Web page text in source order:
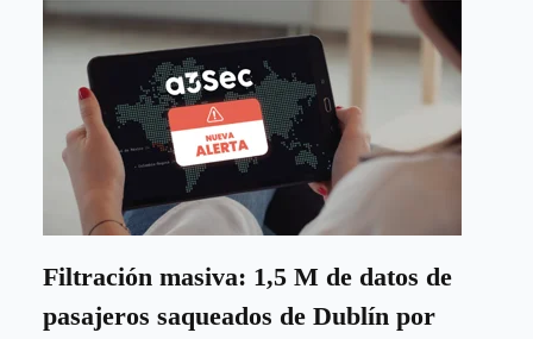
Filtración masiva: 1,5 M de datos de
pasajeros saqueados de Dublín por